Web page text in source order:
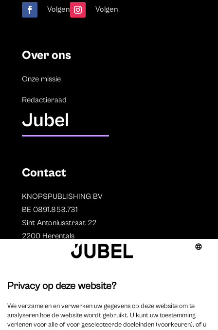
Volgen Volgen
Over ons
Onze missie
Redactieraad
Jubel
Contact
KNOPSPUBLISHING BV
BE 0891.853.731
Sint-Antoniusstraat 22
2200 Herentals
Auteurs
Overzicht auteurs
Auteur worden?